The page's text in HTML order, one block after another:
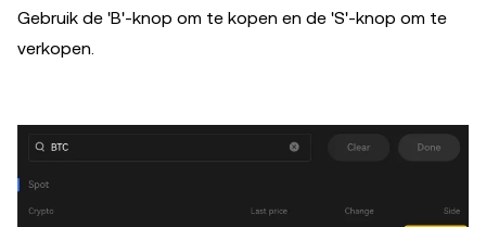
Gebruik de 'B'-knop om te kopen en de 'S'-knop om te
verkopen.